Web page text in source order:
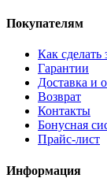
Покупателям
Как сделать
Гарантии
Доставка и
Возврат
Контакты
Бонусная
Прайс-лист
Информация